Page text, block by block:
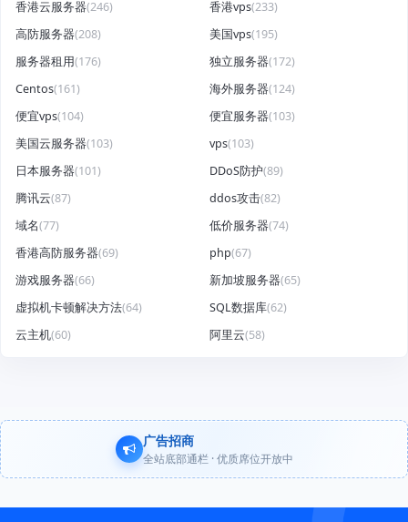
香港云服务器(246) 香港vps(233)
高防服务器(208) 美国vps(195)
服务器租用(176) 独立服务器(172)
Centos(161) 海外服务器(124)
便宜vps(104) 便宜服务器(103)
美国云服务器(103) vps(103)
日本服务器(101) DDoS防护(89)
腾讯云(87) ddos攻击(82)
域名(77) 低价服务器(74)
香港高防服务器(69) php(67)
游戏服务器(66) 新加坡服务器(65)
虚拟机卡顿解决方法(64) SQL数据库(62)
云主机(60) 阿里云(58)
广告招商
全站底部通栏 · 优质席位开放中